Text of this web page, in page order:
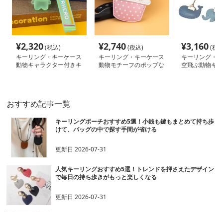
¥2,320(税込)
キーリング・キーケース
動物キャラクター付きキ
¥2,740(税込)
キーリング・キーケース
動物モチーフのポップな
¥3,160(税
キーリング・
空飛ぶ動物キ
おすすめ記事一覧
キーリングポーチおすすめ5選！小銭も鍵もまとめて持ち歩
けて、バッグの中で探す手間が省ける
更新日2026-07-31
人気キーリングおすすめ5選！トレンドを押さえたデザイン
で毎日の持ち歩きがもっと楽しくなる
更新日2026-07-31